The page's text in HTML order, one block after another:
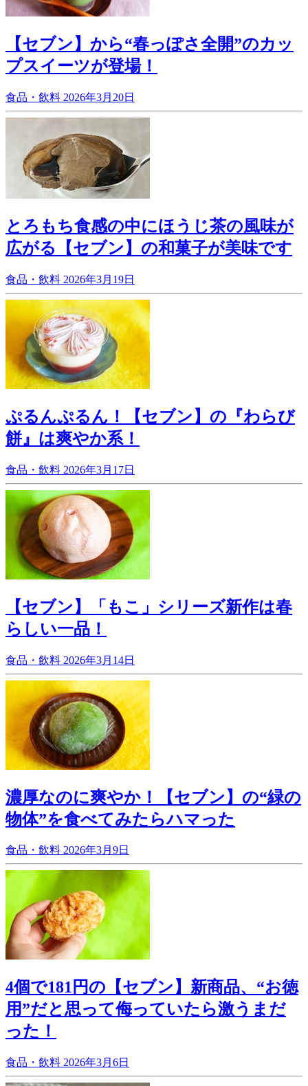
【セブン】から“春っぽさ全開”のカッ
プスイーツが登場！
食品・飲料 2026年3月20日
とろもち食感の中にほうじ茶の風味が
広がる【セブン】の和菓子が美味です
食品・飲料 2026年3月19日
ぷるんぷるん！【セブン】の『わらび
餅』は爽やか系！
食品・飲料 2026年3月17日
【セブン】「もこ」シリーズ新作は春
らしい一品！
食品・飲料 2026年3月14日
濃厚なのに爽やか！【セブン】の“緑の
物体”を食べてみたらハマった
食品・飲料 2026年3月9日
4個で181円の【セブン】新商品、“お徳
用”だと思って侮っていたら激うまだ
った！
食品・飲料 2026年3月6日